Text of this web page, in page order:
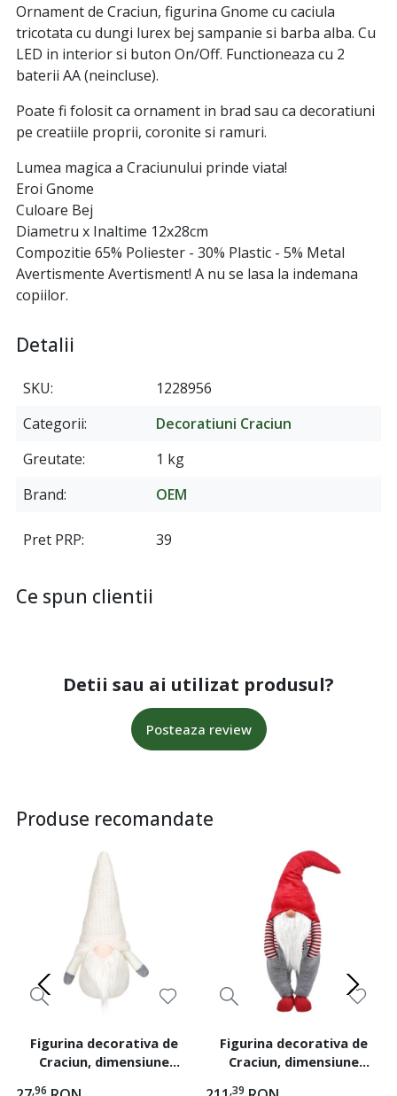
Ornament de Craciun, figurina Gnome cu caciula
tricotata cu dungi lurex bej sampanie si barba alba. Cu
LED in interior si buton On/Off. Functioneaza cu 2
baterii AA (neincluse).
Poate fi folosit ca ornament in brad sau ca decoratiuni
pe creatiile proprii, coronite si ramuri.
Lumea magica a Craciunului prinde viata!
Eroi Gnome
Culoare Bej
Diametru x Inaltime 12x28cm
Compozitie 65% Poliester - 30% Plastic - 5% Metal
Avertismente Avertisment! A nu se lasa la indemana
copiilor.
Detalii
SKU
1228956
Categorii
Decoratiuni Craciun
Greutate
1 kg
Brand
OEM
Pret PRP 39
Ce spun clientii
Detii sau ai utilizat produsul?
Posteaza review
Produse recomandate
Figurina decorativa de
Craciun, dimensiune
,96
Figurina decorativa de
Craciun, dimensiune
,39